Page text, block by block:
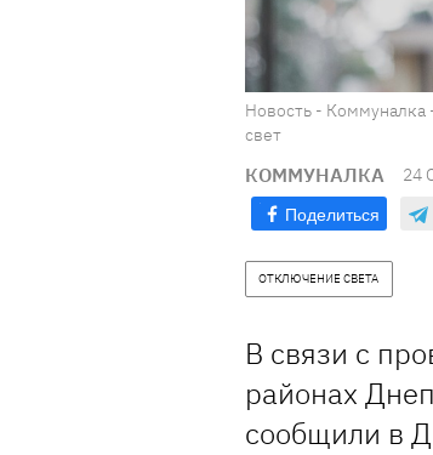
Новость - Коммуналка
свет
КОММУНАЛКА 24
Поделиться
ОТКЛЮЧЕНИЕ СВЕТА
В связи с
районах
сообщили в